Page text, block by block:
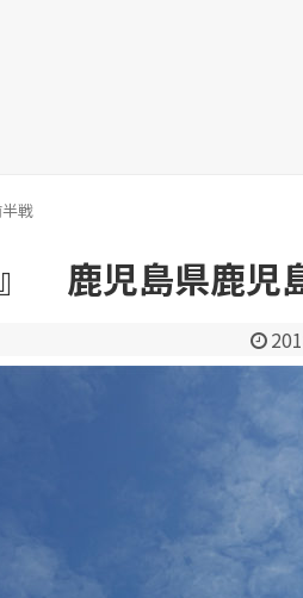
戦
鹿児島県鹿児